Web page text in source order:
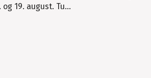
og 19. august. Tu...